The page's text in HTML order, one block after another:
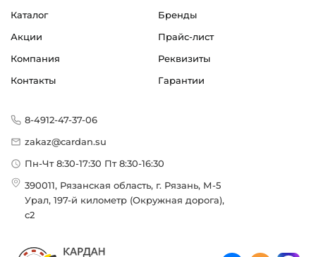
Каталог
Бренды
Акции
Прайс-лист
Компания
Реквизиты
Контакты
Гарантии
8-4912-47-37-06
zakaz@cardan.su
Пн-Чт 8:30-17:30 Пт 8:30-16:30
390011, Рязанская область, г. Рязань, М-5
Урал, 197-й километр (Окружная дорога),
с2